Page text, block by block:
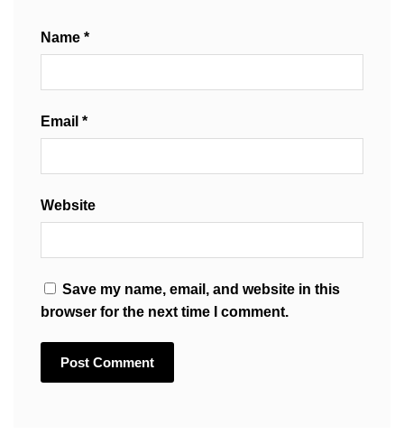
Name *
Email *
Website
Save my name, email, and website in this
browser for the next time I comment.